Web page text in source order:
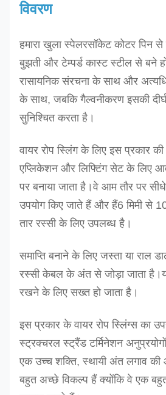
विवरण
हमारा खुला स्पेलरसॉकेट कोटर पिन
बुझती और टेम्पर्ड कास्ट स्टील से बने
रासायनिक संरचना के साथ और
के साथ, जबकि गैल्वनीकरण इसकी
सुनिश्चित करता है।
वायर रोप स्लिंग के लिए इस प्रकार की
एप्लिकेशन और लिफ्टिंग सेट के लिए
पर बनाया जाता है।वे आम तौर पर
उपयोग किए जाते हैं और हैं6 मिमी से
तार रस्सी के लिए उपलब्ध है।
समाप्ति बनाने के लिए जस्ता या राल
रस्सी केबल के अंत से जोड़ा जाता
रखने के लिए सख्त हो जाता है।
इस प्रकार के वायर रोप स्लिंग्स का
स्ट्रक्चरल स्ट्रैंड टर्मिनेशन
एक उच्च शक्ति, स्थायी अंत लगाव की
बहुत अच्छे विकल्प हैं क्योंकि वे एक